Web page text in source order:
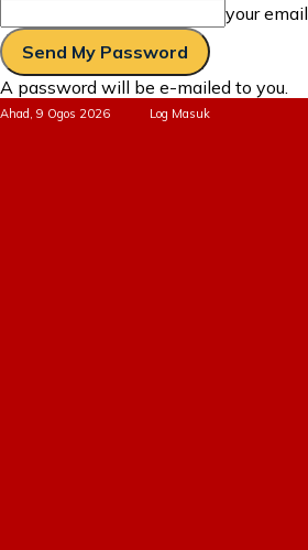
your email
A password will be e-mailed to you.
Ahad, 9 Ogos 2026 Log Masuk